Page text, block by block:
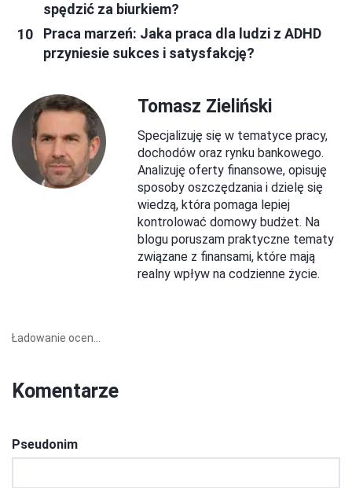
spędzić za biurkiem?
Praca marzeń: Jaka praca dla ludzi z ADHD
przyniesie sukces i satysfakcję?
Tomasz Zieliński
Specjalizuję się w tematyce pracy,
dochodów oraz rynku bankowego.
Analizuję oferty finansowe, opisuję
sposoby oszczędzania i dzielę się
wiedzą, która pomaga lepiej
kontrolować domowy budżet. Na
blogu poruszam praktyczne tematy
związane z finansami, które mają
realny wpływ na codzienne życie.
Ładowanie ocen...
Komentarze
Pseudonim